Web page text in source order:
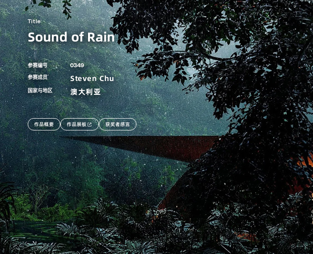
Title
Sound of Rain
参赛编号 0349
参赛成员 Steven Chu
国家与地区 澳大利亚
作品概要 作品展板 获奖者感言